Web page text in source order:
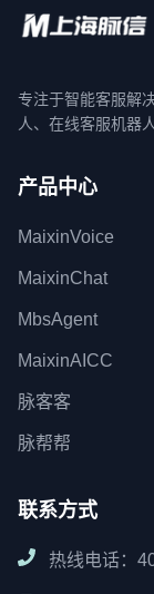
专注于智能客服解
人、在线客服机器
产品中心
MaixinVoice
MaixinChat
MbsAgent
MaixinAICC
脉客客
脉帮帮
联系方式
热线电话：